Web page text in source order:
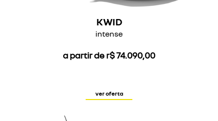
KWID
intense
a partir de r$ 74.090,00
ver oferta